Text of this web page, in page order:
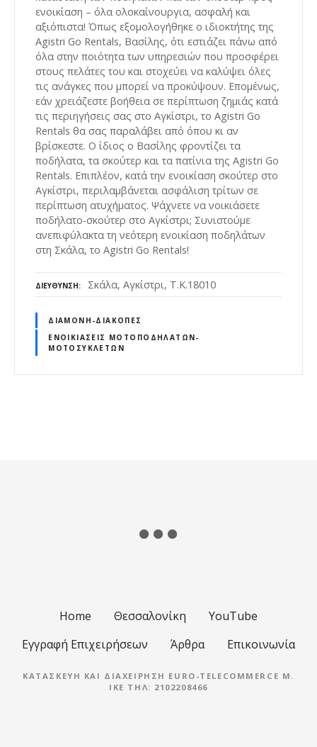
ενοικίαση – όλα ολοκαίνουργια, ασφαλή και
αξιόπιστα! Όπως εξομολογήθηκε ο ιδιοκτήτης της
Agistri Go Rentals, Βασίλης, ότι εστιάζει πάνω από
όλα στην ποιότητα των υπηρεσιών που προσφέρει
στους πελάτες του και στοχεύει να καλύψει όλες
τις ανάγκες που μπορεί να προκύψουν. Επομένως,
εάν χρειάζεστε βοήθεια σε περίπτωση ζημιάς κατά
τις περιηγήσεις σας στο Αγκίστρι, το Agistri Go
Rentals θα σας παραλάβει από όπου κι αν
βρίσκεστε. Ο ίδιος ο Βασίλης φροντίζει τα
ποδήλατα, τα σκούτερ και τα πατίνια της Agistri Go
Rentals. Επιπλέον, κατά την ενοικίαση σκούτερ στο
Αγκίστρι, περιλαμβάνεται ασφάλιση τρίτων σε
περίπτωση ατυχήματος. Ψάχνετε να νοικιάσετε
ποδήλατο-σκούτερ στο Αγκίστρι; Συνιστούμε
ανεπιφύλακτα τη νεότερη ενοικίαση ποδηλάτων
στη Σκάλα, το Agistri Go Rentals!
ΔΙΕΎΘΥΝΣΗ Σκάλα, Αγκίστρι, Τ.Κ.18010
ΔΙΑΜΟΝΉ-ΔΙΑΚΟΠΈΣ
ΕΝΟΙΚΙΆΣΕΙΣ ΜΟΤΟΠΟΔΗΛΆΤΩΝ-
ΜΟΤΟΣΥΚΛΕΤΏΝ
ο
ή
Home Θεσσαλονίκη
YouTube
Εγγραφή Επιχειρήσεων
Άρθρα Επικοινωνία
ΚΑΤΑΣΚΕΥΉ ΚΑΙ ΔΙΑΧΕΊΡΗΣΗ EURO-TELECOMMERCE M.
IKE ΤΗΛ: 2102208466